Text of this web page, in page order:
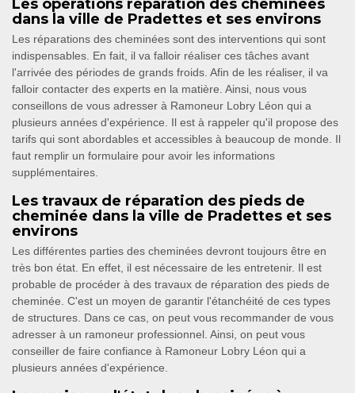
Les opérations réparation des cheminées
dans la ville de Pradettes et ses environs
Les réparations des cheminées sont des interventions qui sont
indispensables. En fait, il va falloir réaliser ces tâches avant
l'arrivée des périodes de grands froids. Afin de les réaliser, il va
falloir contacter des experts en la matière. Ainsi, nous vous
conseillons de vous adresser à Ramoneur Lobry Léon qui a
plusieurs années d'expérience. Il est à rappeler qu'il propose des
tarifs qui sont abordables et accessibles à beaucoup de monde. Il
faut remplir un formulaire pour avoir les informations
supplémentaires.
Les travaux de réparation des pieds de
cheminée dans la ville de Pradettes et ses
environs
Les différentes parties des cheminées devront toujours être en
très bon état. En effet, il est nécessaire de les entretenir. Il est
probable de procéder à des travaux de réparation des pieds de
cheminée. C'est un moyen de garantir l'étanchéité de ces types
de structures. Dans ce cas, on peut vous recommander de vous
adresser à un ramoneur professionnel. Ainsi, on peut vous
conseiller de faire confiance à Ramoneur Lobry Léon qui a
plusieurs années d'expérience.